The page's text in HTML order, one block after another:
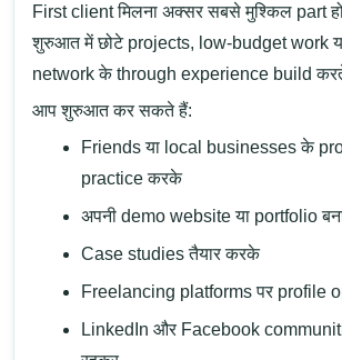
First client मिलना अक्सर सबसे मुश्किल part
शुरुआत में छोटे projects, low-budget work
network के through experience build
आप शुरुआत कर सकते हैं:
Friends या local businesses के
practice करके
अपनी demo website या portfolio
Case studies तैयार करके
Freelancing platforms पर profile
LinkedIn और Facebook